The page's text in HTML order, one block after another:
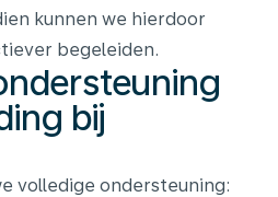
kunnen we hierdoor
begeleiden.
bij
volledige ondersteuning: